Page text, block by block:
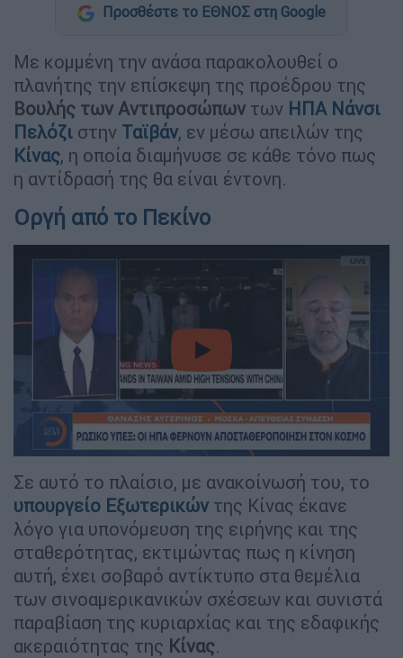
Προσθέστε το ΕΘΝΟΣ στη Google
Με κομμένη την ανάσα παρακολουθεί ο
πλανήτης την επίσκεψη της προέδρου της
Βουλής των Αντιπροσώπων των ΗΠΑ Νάνσι
Πελόζι στην Ταϊβάν, εν μέσω απειλών της
Κίνας, η οποία διαμήνυσε σε κάθε τόνο πως
η αντίδρασή της θα είναι έντονη.
Οργή από το Πεκίνο
video
Σε αυτό το πλαίσιο, με ανακοίνωσή του, το
υπουργείο Εξωτερικώντης Κίνας έκανε
λόγο για υπονόμευση της ειρήνης και της
σταθερότητας, εκτιμώντας πως η κίνηση
αυτή, έχει σοβαρό αντίκτυπο στα θεμέλια
των σινοαμερικανικών σχέσεων και συνιστά
παραβίαση της κυριαρχίας και της εδαφικής
ακεραιότητας της Κίνας.